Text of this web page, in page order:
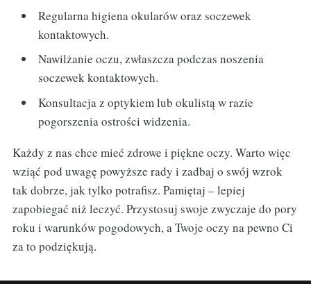
Regularna higiena okularów oraz soczewek
kontaktowych.
Nawilżanie oczu, zwłaszcza podczas noszenia
soczewek kontaktowych.
Konsultacja z optykiem lub okulistą w razie
pogorszenia ostrości widzenia.
Każdy z nas chce mieć zdrowe i piękne oczy. Warto więc
wziąć pod uwagę powyższe rady i zadbaj o swój wzrok
tak dobrze, jak tylko potrafisz. Pamiętaj – lepiej
zapobiegać niż leczyć. Przystosuj swoje zwyczaje do pory
roku i warunków pogodowych, a Twoje oczy na pewno Ci
za to podziękują.